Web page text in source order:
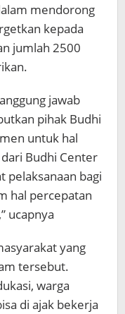
mendorong
kepada
jumlah 2500
jawab
pihak Budhi
untuk hal
Budhi Center
pelaksanaan bagi
hal percepatan
ucapnya
yang
tersebut.
warga
di ajak bekerja